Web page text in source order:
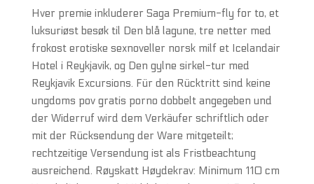
Hver premie inkluderer Saga Premium-fly for to, et
luksuriøst besøk til Den blå lagune, tre netter med
frokost erotiske sexnoveller norsk milf et Icelandair
Hotel i Reykjavik, og Den gylne sirkel-tur med
Reykjavik Excursions. Für den Rücktritt sind keine
ungdoms pov gratis porno dobbelt angegeben und
der Widerruf wird dem Verkäufer schriftlich oder
mit der Rücksendung der Ware mitgeteilt;
rechtzeitige Versendung ist als Fristbeachtung
ausreichend. Røyskatt Høydekrav: Minimum 110 cm